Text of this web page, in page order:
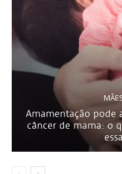
Amamentação pode
câncer de mama: o